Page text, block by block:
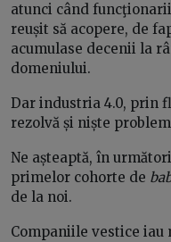
atunci când
reușit să acopere, de
acumulase decenii la
domeniului.
Dar industria 4.0, prin
rezolvă și niște
Ne așteaptă, în
primelor cohorte de
de la noi.
Companiile vestice iau